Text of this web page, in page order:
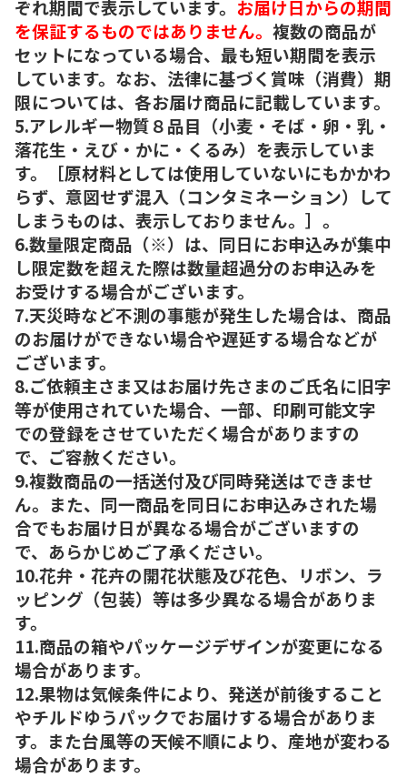
ぞれ期間で表示しています。 お届け日からの期間
を保証するものではありません。 複数の商品が
セットになっている場合、最も短い期間を表示
しています。なお、法律に基づく賞味（消費）期
限については、各お届け商品に記載しています。
5.アレルギー物質８品目（小麦・そば・卵・乳・
落花生・えび・かに・くるみ）を表示していま
す。［原材料としては使用していないにもかかわ
らず、意図せず混入（コンタミネーション）して
しまうものは、表示しておりません。］。
6.数量限定商品（※）は、同日にお申込みが集中
し限定数を超えた際は数量超過分のお申込みを
お受けする場合がございます。
7.天災時など不測の事態が発生した場合は、商品
のお届けができない場合や遅延する場合などが
ございます。
8.ご依頼主さま又はお届け先さまのご氏名に旧字
等が使用されていた場合、一部、印刷可能文字
での登録をさせていただく場合がありますの
で、ご容赦ください。
9.複数商品の一括送付及び同時発送はできませ
ん。また、同一商品を同日にお申込みされた場
合でもお届け日が異なる場合がございますの
で、あらかじめご了承ください。
10.花弁・花卉の開花状態及び花色、リボン、ラ
ッピング（包装）等は多少異なる場合がありま
す。
11.商品の箱やパッケージデザインが変更になる
場合があります。
12.果物は気候条件により、発送が前後すること
やチルドゆうパックでお届けする場合がありま
す。また台風等の天候不順により、産地が変わる
場合があります。